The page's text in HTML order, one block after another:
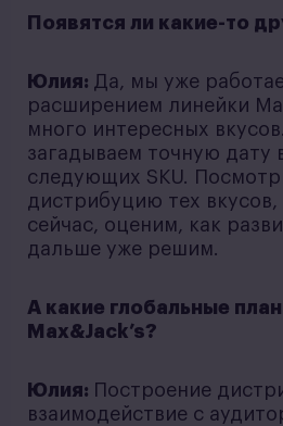
Появятся ли какие-то
Юлия: Да, мы уже
расширением линейки
много интересных
загадываем точную дату
следующих SKU.
дистрибуцию тех
сейчас, оценим, как
дальше уже решим.
А какие глобальные
Max&Jack’s?
Юлия:
Построение
взаимодействие с